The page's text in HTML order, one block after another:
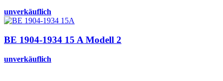
unverkäuflich
BE 1904-1934 15 A Modell 2
unverkäuflich